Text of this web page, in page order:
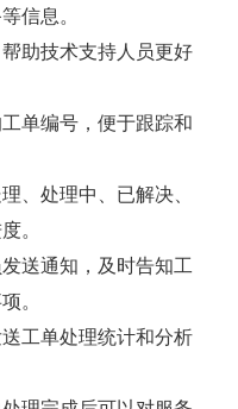
信息。
助技术支持人员更好
单编号，便于跟踪和
、处理中、已解决、
。
送通知，及时告知工
。
工单处理统计和分析